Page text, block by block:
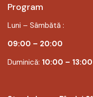
Program
Luni – Sâmbătă :
09:00 – 20:00
Duminică: 10:00 – 13:00